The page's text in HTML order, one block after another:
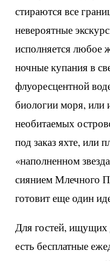
стираются все
невероятные
исполняется любое
ночные купания в
флуоресцентной
биологии моря, или
необитаемых
под заказ яхте, или
«наполненном
сиянием Млечного
готовит еще один
Для гостей, ищущих
есть бесплатные